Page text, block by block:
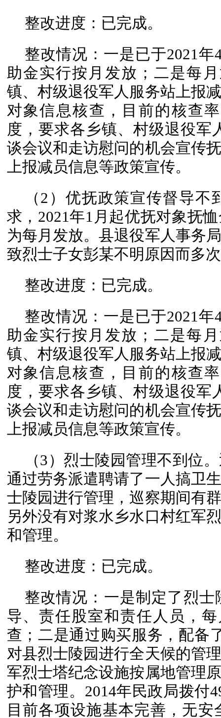
整改进度：已完成。
整改情况：一是已于2021
助金实行按月发放；二是每
镇、村级退役军人服务站上报
对象信息核查，目前的核查
度，要求各乡镇、村级退役军
谈会议和走访慰问的机会宣传
上报减员信息等政策宣传。
（2）优抚政策宣传督导
求，2021年1月起优抚对象抚
为每月发放。县退役军人事务
致烈士子女彭某不明原因而多
整改进度：已完成。
整改情况：一是已于2021
助金实行按月发放；二是每
镇、村级退役军人服务站上报
对象信息核查，目前的核查
度，要求各乡镇、村级退役军
谈会议和走访慰问的机会宣传
上报减员信息等政策宣传。
（3）烈士陵园管理不到位
通过劳务派遣聘请了一人搞卫
士陵园进行管理，巡察期间有
另外没有对浆水乡水口村红军
和管理。
整改进度：已完成。
整改情况：一是制定了烈
导、责任股室和责任人员，
查；二是通过购买服务，配备
对县烈士陵园进行全天候的管
军烈士塔纪念设施按属地管理
护和管理。2014年民政局拨付
目前各项设施基本完善，无